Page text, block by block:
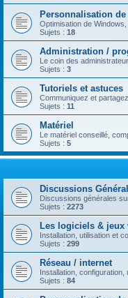
Personnalisation
Optimisation de
Sujets : 18
Administration /
Le coin des
Sujets : 3
Tutoriels et astuces
Communiquez et
Sujets : 11
Matériel
Le matériel conseillé,
Sujets : 5
Discussions
Discussions générales
Sujets : 2273
Les logiciels & jeux
Installation, utilisation et
Sujets : 299
Réseau / internet
Installation, configuration,
Sujets : 84